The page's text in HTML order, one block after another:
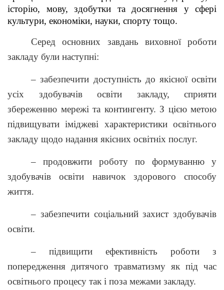
історію, мову, здобутки та досягнення у сфері
культури, економіки, науки, спорту тощо.
Серед основних завдань виховної роботи
закладу були наступні:
– забезпечити доступність до якісної освіти
усіх здобувачів освіти закладу, сприяти
збереженню мережі та контингенту. З цією метою
підвищувати іміджеві характеристики освітнього
закладу щодо надання якісних освітніх послуг.
– продовжити роботу по формуванню у
здобувачів освіти навичок здорового способу
життя.
– забезпечити соціальний захист здобувачів
освіти.
– підвищити ефективність роботи з
попередження дитячого травматизму як під час
освітнього процесу так і поза межами закладу.